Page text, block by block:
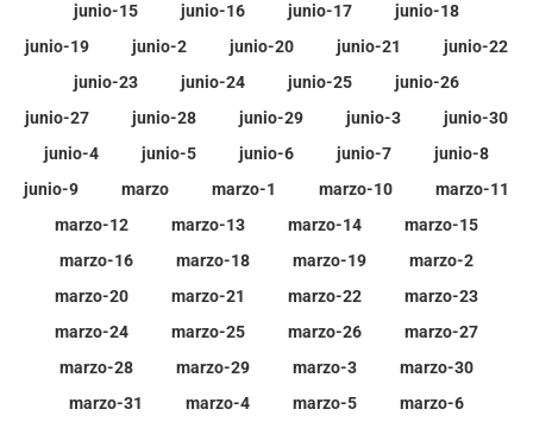
junio-15
junio-16 junio-17
junio-18
junio-19
junio-2 junio-20 junio-21
junio-22
junio-23
junio-24 junio-25
junio-26
junio-27
junio-28 junio-29 junio-3
junio-30
junio-4
junio-5 junio-6 junio-7
junio-8
junio-9
marzo marzo-1 marzo-10
marzo-11
marzo-12
marzo-13 marzo-14
marzo-15
marzo-16
marzo-18 marzo-19
marzo-2
marzo-20
marzo-21 marzo-22
marzo-23
marzo-24
marzo-25 marzo-26
marzo-27
marzo-28
marzo-29 marzo-3
marzo-30
marzo-31
marzo-4 marzo-5
marzo-6